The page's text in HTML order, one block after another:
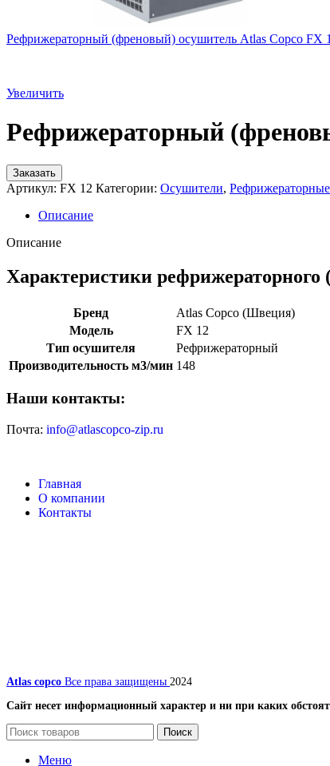
Рефрижераторный (френовый) осушитель Atlas Copco FX
Увеличить
Рефрижераторный
Заказать
Артикул: FX 12 Категории: Осушители,
Описание
Описание
Характеристики
Бренд
Atlas Copco (Швеция)
Модель
FX 12
Тип осушителя
Рефрижераторный
Производительность м3/мин 148
Наши контакты:
Почта: info@atlascopco-zip.ru
Главная
О компании
Контакты
Atlas copco Все права защищены 2024
Сайт несет информационный характер и ни при каких
Поиск
Меню